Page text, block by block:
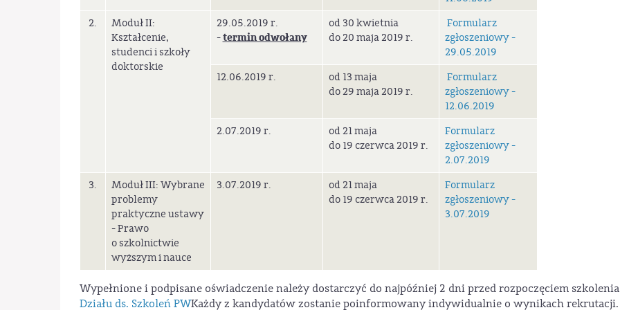
2.
Moduł II:
Kształcenie,
studenci i szkoły
doktorskie
29.05.2019 r.
-termin odwołany
od 30 kwietnia
do 20 maja 2019 r.
Formularz
zgłoszeniowy -
29.05.2019
12.06.2019 r.
od 13 maja
do 29 maja 2019 r.
Formularz
zgłoszeniowy -
12.06.2019
2.07.2019 r.
od 21 maja
do 19 czerwca 2019 r.
Formularz
zgłoszeniowy -
2.07.2019
3.
Moduł III: Wybrane
problemy
praktyczne ustawy
- Prawo
o szkolnictwie
wyższym i nauce
3.07.2019 r.
od 21 maja
do 19 czerwca 2019 r.
Formularz
zgłoszeniowy -
3.07.2019
Wypełnione i podpisane oświadczenie należy dostarczyć do najpóźniej 2 dni przed rozpoczęciem
Działu ds. Szkoleń PWKażdy z kandydatów zostanie poinformowany indywidualnie o wynikach rekrutacji.